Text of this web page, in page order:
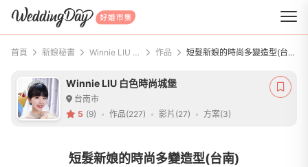
WeddingDay 好婚市集
首頁 新娘秘書 Winnie LIU 白色時尚城堡 作品 短髮新娘的時尚多變造型(台南)
Winnie LIU 白色時尚城堡
台南市
5 (9) 作品(227) 影片(27) 方案(3)
短髮新娘的時尚多變造型(台南)